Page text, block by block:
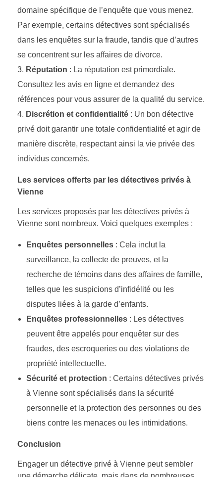
domaine spécifique de l’enquête que vous menez.
Par exemple, certains détectives sont spécialisés
dans les enquêtes sur la fraude, tandis que d’autres
se concentrent sur les affaires de divorce.
Réputation : La réputation est primordiale.
Consultez les avis en ligne et demandez des
références pour vous assurer de la qualité du service.
Discrétion et confidentialité : Un bon détective
privé doit garantir une totale confidentialité et agir de
manière discrète, respectant ainsi la vie privée des
individus concernés.
Les services offerts par les détectives privés à
Vienne
Les services proposés par les détectives privés à
Vienne sont nombreux. Voici quelques exemples :
Enquêtes personnelles: Cela inclut la
surveillance, la collecte de preuves, et la
recherche de témoins dans des affaires de famille,
telles que les suspicions d’infidélité ou les
disputes liées à la garde d’enfants.
Enquêtes professionnelles: Les détectives
peuvent être appelés pour enquêter sur des
fraudes, des escroqueries ou des violations de
propriété intellectuelle.
Sécurité et protection : Certains détectives privés
à Vienne sont spécialisés dans la sécurité
personnelle et la protection des personnes ou des
biens contre les menaces ou les intimidations.
Conclusion
Engager un détective privé à Vienne peut sembler